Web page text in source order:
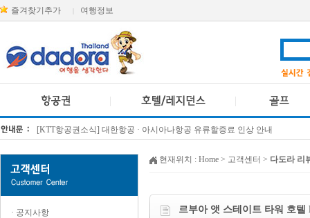
즐겨찾기추가 여행정보
방콕 데일리투어 새 브랜드 DA함께를 소개합니다
· 공지사항
현재위치 : Home > 고객센터 > 다도라 리
르부아 앳 스테이트 타워 호텔